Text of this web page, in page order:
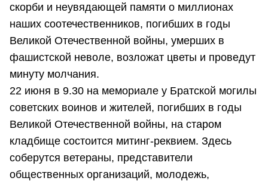
скорби и неувядающей памяти о миллионах
наших соотечественников, погибших в годы
Великой Отечественной войны, умерших в
фашистской неволе, возложат цветы и проведут
минуту молчания.
22 июня в 9.30 на мемориале у Братской могилы
советских воинов и жителей, погибших в годы
Великой Отечественной войны, на старом
кладбище состоится митинг-реквием. Здесь
соберутся ветераны, представители
общественных организаций, молодежь,